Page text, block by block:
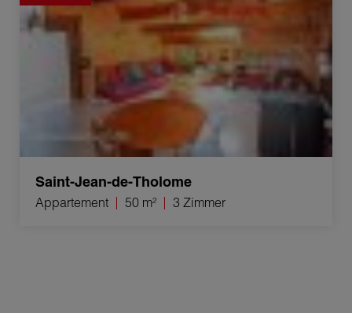
Saint-Jean-de-Tholome
Appartement 50 m² 3 Zimmer